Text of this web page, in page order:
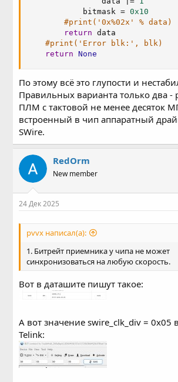
            bitmask
= 0x10
#print('0x%02x' % data)
return data
#print('Error blk:', blk)
return
None
По этому всё это глупости и
Правильных варианта только два -
ПЛМ с тактовой не менее десяток
встроенный в чип аппаратный
SWire.
RedOrm
New member
24 Дек 2025
pvvx написал(а):
1. Битрейт приемника у чипа не может
синхронизоваться на любую скорость.
Вот в даташите пишут такое:
А вот значение swire_clk_div = 0x05
Telink: